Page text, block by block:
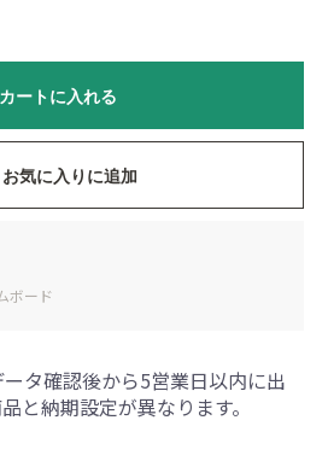
カートに入れる
お気に入りに追加
ボード
タ確認後から5営業日以内に出
と納期設定が異なります。